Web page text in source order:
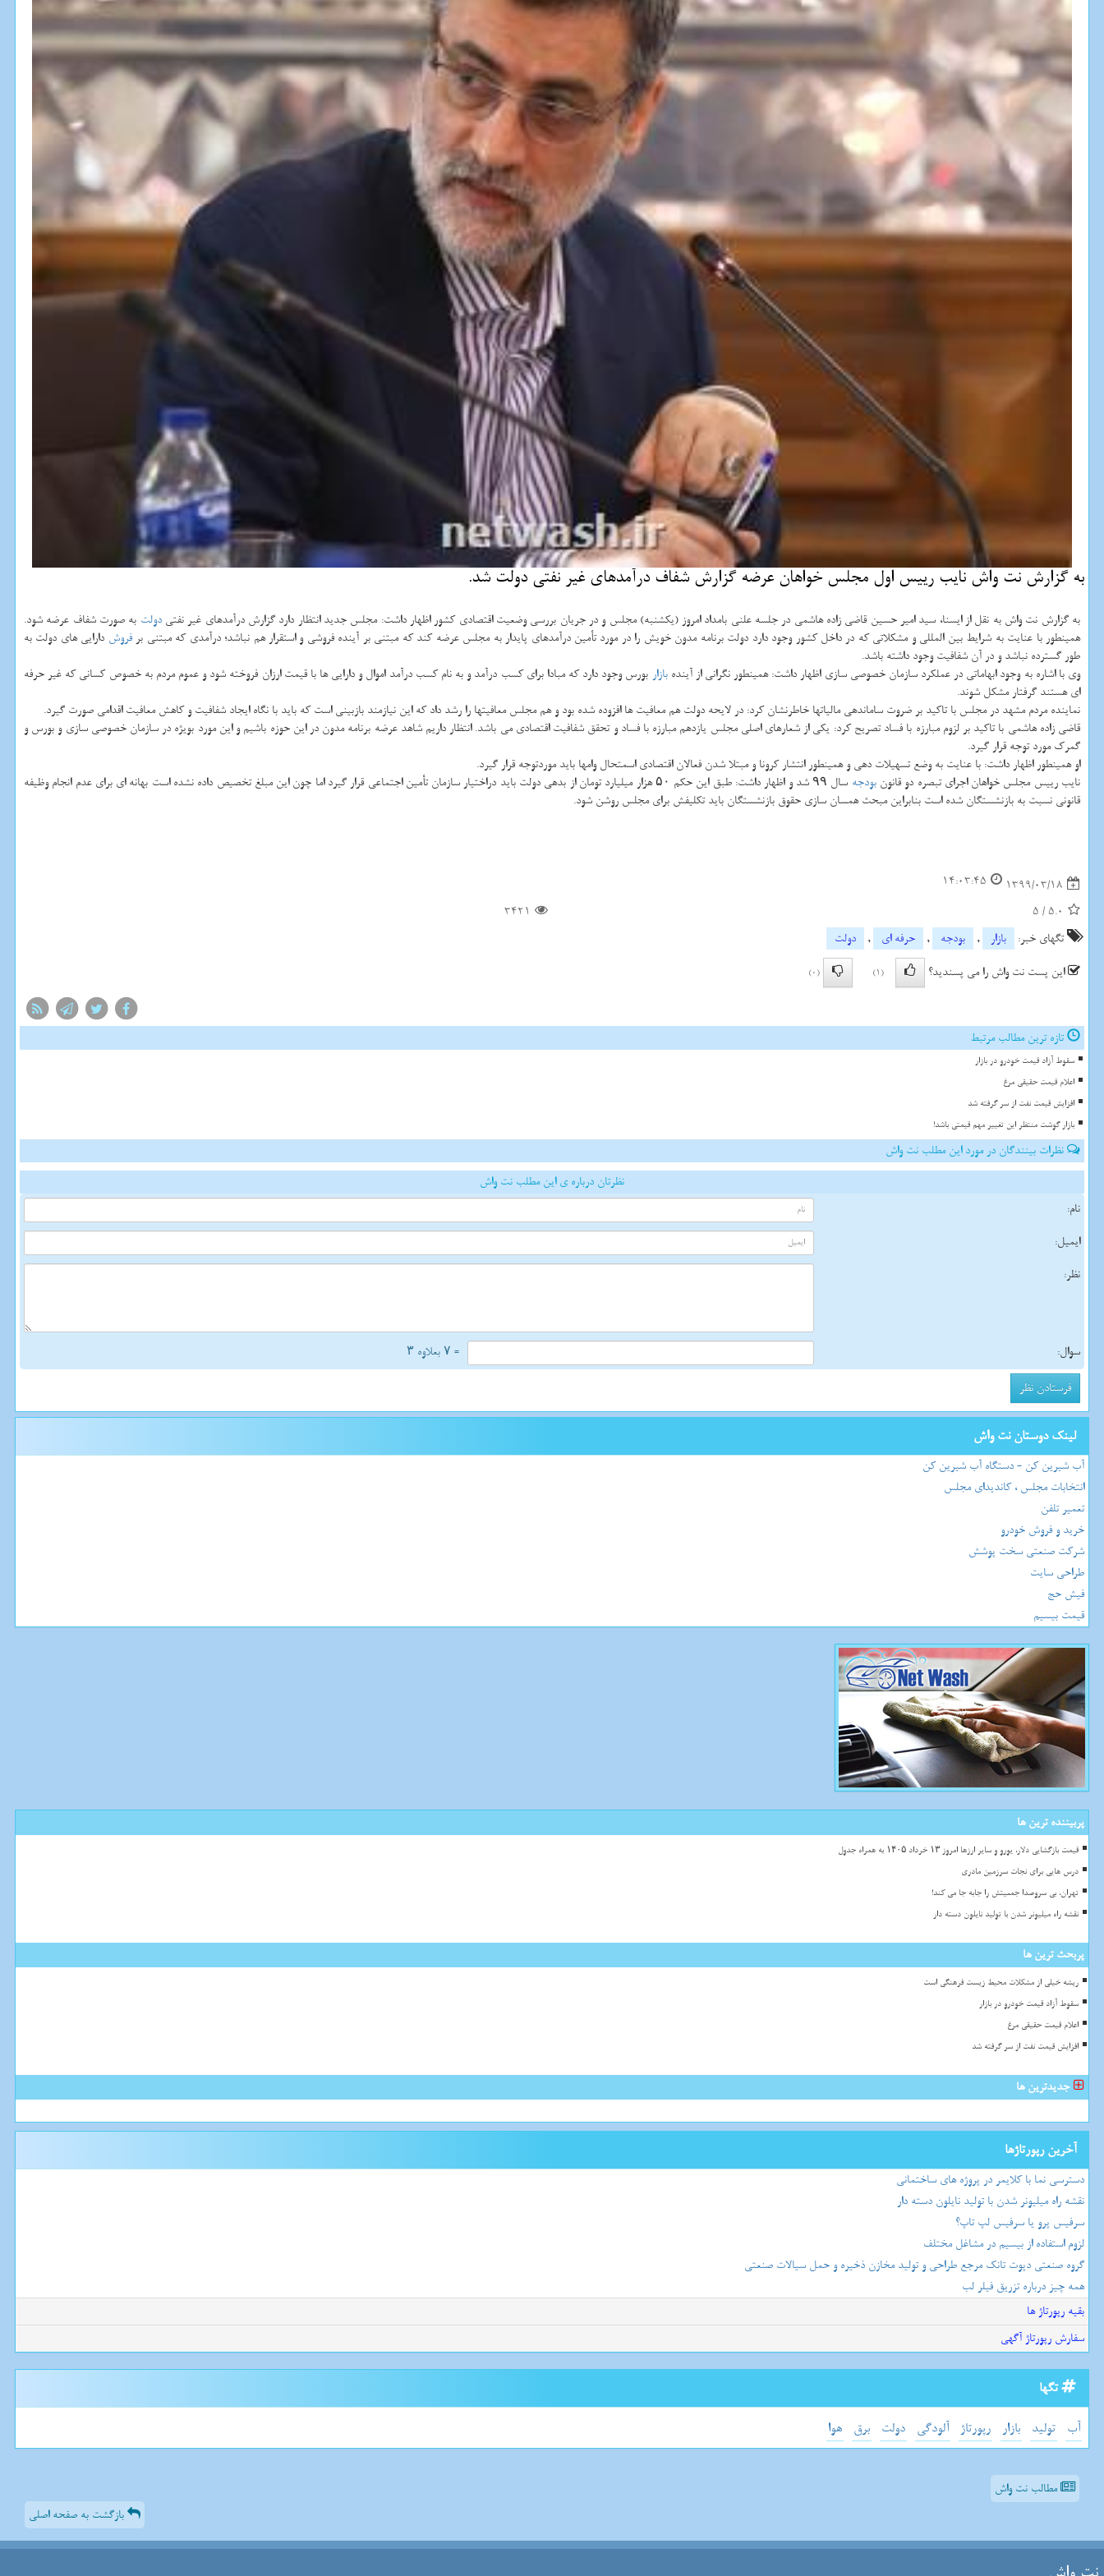
به گزارش نت واش نایب رییس اول مجلس خواهان عرضه گزارش شفاف درآمدهای غیر نفتی دولت شد.
به گزارش نت واش به نقل از ایسنا، سید امیر حسین قاضی زاده هاشمی در جلسه علنی بامداد امروز (یکشنبه) مجلس و در جریان بررسی وضعیت اقتصادی کشور اظهار داشت: مجلس جدید انتظار دارد گزارش درآمدهای غیر نفتیدولت به صورت شفاف عرضه شود.
همینطور با عنایت به شرایط بین المللی و مشکلاتی که در داخل کشور وجود دارد دولت برنامه مدون خویش را در مورد تأمین درآمدهای پایدار به مجلس عرضه کند که مبتنی بر آینده فروشی و استقرار هم نباشد؛ درآمدی که مبتنی برفروش دارایی های دولت به
طور گسترده نباشد و در آن شفافیت وجود داشته باشد.
وی با اشاره به وجود ابهاماتی در عملکرد سازمان خصوصی سازی اظهار داشت: همینطور نگرانی از آیندهبازار بورس وجود دارد که مبادا برای کسب درآمد و به نام کسب درآمد اموال و دارایی ها با قیمت ارزان فروخته شود و عموم مردم به خصوص کسانی که غیر حرفه
ای هستند گرفتار مشکل شوند.
نماینده مردم مشهد در مجلس با تاکید بر ضروت ساماندهی مالیاتها خاطرنشان کرد: در لایحه دولت هم معافیت ها افزوده شده بود و هم مجلس معافیتها را رشد داد که این نیازمند بازبینی است که باید با نگاه ایجاد شفافیت و کاهش معافیت اقدامی صورت گیرد.
قاضی زاده هاشمی با تاکید بر لزوم مبارزه با فساد تصریح کرد: یکی از شعارهای اصلی مجلس یازدهم مبارزه با فساد و تحقق شفافیت اقتصادی می باشد. انتظار داریم شاهد عرضه برنامه مدون در این حوزه باشیم و این مورد بویژه در سازمان خصوصی سازی و بورس و
گمرک مورد توجه قرار گیرد.
او همینطور اظهار داشت: با عنایت به وضع تسهیلات دهی و همینطور انتشار کرونا و مبتلا شدن فعالان اقتصادی اسمتحال وامها باید موردتوجه قرار گیرد.
نایب رییس مجلس خواهان اجرای تبصره دو قانونبودجه
سال ۹۹ شد و اظهار داشت: طبق این حکم ۵۰ هزار میلیارد تومان از بدهی دولت باید دراختیار سازمان تأمین اجتماعی قرار گیرد اما چون این مبلغ تخصیص داده نشده است بهانه ای برای عدم انجام وظیفه
قانونی نسبت به بازنشستگان شده است بنابراین مبحث همسان سازی حقوق بازنشستگان باید تکلیفش برای مجلس روشن شود.
1399/03/18
14:03:45
5.0
/
5
3421
تگهای خبر:
بازار , بودجه , حرفه ای ,
دولت
این پست نت واش را می پسندید؟
(1)
(0)
تازه ترین مطالب مرتبط
سقوط آزاد قیمت خودرو در بازار
اعلام قیمت حقیقی مرغ
افزایش قیمت نفت از سر گرفته شد
بازار گوشت منتظر این تغییر مهم قیمتی باشد!
نظرات بینندگان در مورد این مطلب نت واش
نظرتان درباره ی این مطلب نت واش
نام:
ایمیل:
نظر:
سوال: = ۷ بعلاوه ۳
لینک دوستان نت واش
آب شیرین کن - دستگاه آب شیرین کن
انتخابات مجلس ، کاندیدای مجلس
تعمیر تلفن
خرید و فروش خودرو
شرکت صنعتی سخت پوشش
طراحی سایت
فیش حج
قیمت بیسیم
پربیننده ترین ها
قیمت بازگشایی دلار، یورو و سایر ارزها امروز ۱۳ خرداد ۱۴۰۵ به همراه جدول
درس هایی برای نجات سرزمین مادری
تهران، بی سروصدا جمعیتش را جابه جا می کند!
نقشه راه میلیونر شدن با تولید نایلون دسته دار
پربحث ترین ها
ریشه خیلی از مشکلات محیط زیست فرهنگی است
سقوط آزاد قیمت خودرو در بازار
اعلام قیمت حقیقی مرغ
افزایش قیمت نفت از سر گرفته شد
جدیدترین ها
آخرین رپورتاژها
دسترسی نما با کلایمر در پروژه های ساختمانی
نقشه راه میلیونر شدن با تولید نایلون دسته دار
سرفیس پرو یا سرفیس لپ تاپ؟
لزوم استفاده از بیسیم در مشاغل مختلف
گروه صنعتی دپوت تانک مرجع طراحی و تولید مخازن ذخیره و حمل سیالات صنعتی
همه چیز درباره تزریق فیلر لب
بقیه رپورتاژ ها
سفارش رپورتاژ آگهی
تگها
آب تولید بازار رپورتاژ آلودگی دولت برق هوا
مطالب نت واش
بازگشت به صفحه اصلی